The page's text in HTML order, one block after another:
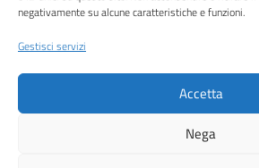
negativamente su alcune caratteristiche e funzioni.
Gestisci servizi
Accetta
Nega
Iscrizioni
Sicurezza
Amministrazione TrasparenteAlbo
Dichiarazione di accessibilità